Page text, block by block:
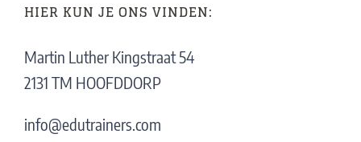
HIER KUN JE ONS VINDEN:
Martin Luther Kingstraat 54
2131 TM HOOFDDORP
info@edutrainers.com